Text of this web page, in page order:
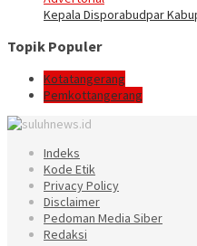
Kepala Disporabudpar
Topik Populer
Kotatangerang
Pemkottangerang
Indeks
Kode Etik
Privacy Policy
Disclaimer
Pedoman Media Siber
Redaksi